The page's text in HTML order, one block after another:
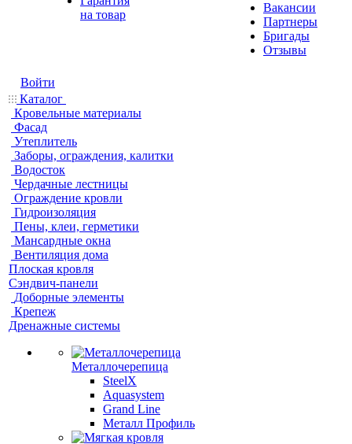
на товар
Вакансии
Партнеры
Бригады
Отзывы
Войти
Каталог
Кровельные материалы
Фасад
Утеплитель
Заборы, ограждения, калитки
Водосток
Чердачные лестницы
Ограждение кровли
Гидроизоляция
Пены, клеи, герметики
Мансардные окна
Вентиляция дома
Плоская кровля
Сэндвич-панели
Доборные элементы
Крепеж
Дренажные системы
Металлочерепица
SteelX
Aquasystem
Grand Line
Металл Профиль